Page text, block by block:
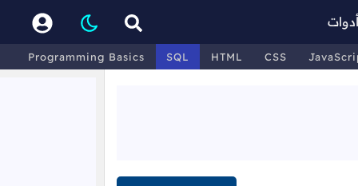
أدوات
Programming Basics SQL HTML CSS